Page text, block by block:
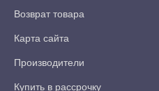
Возврат товара
Карта сайта
Производители
Купить в рассрочку